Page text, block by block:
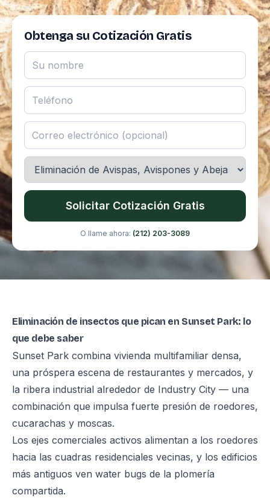
Obtenga su Cotización Gratis
Solicitar Cotización Gratis
O llame ahora: (212) 203-3089
Eliminación de insectos que pican en Sunset Park: lo
que debe saber
Sunset Park combina vivienda multifamiliar densa,
una próspera escena de restaurantes y mercados, y
la ribera industrial alrededor de Industry City — una
combinación que impulsa fuerte presión de roedores,
cucarachas y moscas.
Los ejes comerciales activos alimentan a los roedores
hacia las cuadras residenciales vecinas, y los edificios
más antiguos ven water bugs de la plomería
compartida.